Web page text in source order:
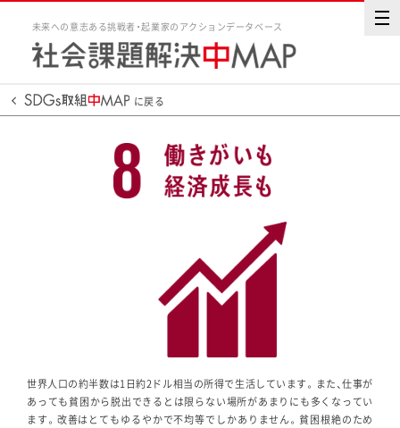
未来への意志ある挑戦者・起業家のアクションデータベース
に戻る
世界人口の約半数は1日約2ドル相当の所得で生活しています。また、仕事が
あっても貧困から脱出できるとは限らない場所があまりにも多くなってい
ます。改善はとてもゆるやかで不均等でしかありません。貧困根絶のため